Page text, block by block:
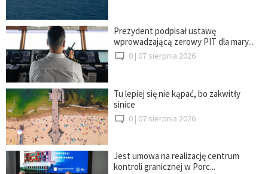
Prezydent podpisał ustawę
wprowadzającą zerowy PIT dla mary...
0 | 07 sierpnia 2026
Tu lepiej się nie kąpać, bo zakwitły
sinice
0 | 07 sierpnia 2026
Jest umowa na realizację centrum
kontroli granicznej w Porc...